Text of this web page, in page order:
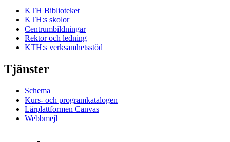
KTH Biblioteket
KTH:s skolor
Centrumbildningar
Rektor och ledning
KTH:s verksamhetsstöd
Tjänster
Schema
Kurs- och programkatalogen
Lärplattformen Canvas
Webbmejl